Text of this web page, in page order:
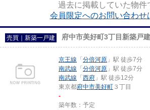
過去に掲載していた物件
会員限定へのお問い合わせ
売買｜新築一戸建 府中市美好町3丁目新築戸建
京王線 「 分倍河原 」駅 徒歩7分
南武線 「 分倍河原 」駅 徒歩7分
南武線 「 西府 」駅 徒歩12分
東京都府中市美好町 ３丁目
-
築年数：予定